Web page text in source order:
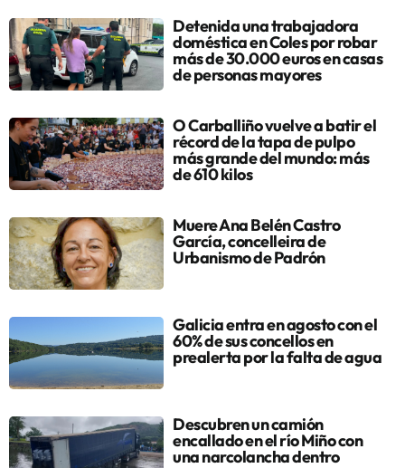
Detenida una trabajadora
doméstica en Coles por robar
más de 30.000 euros en casas
de personas mayores
O Carballiño vuelve a batir el
récord de la tapa de pulpo
más grande del mundo: más
de 610 kilos
Muere Ana Belén Castro
García, concelleira de
Urbanismo de Padrón
Galicia entra en agosto con el
60% de sus concellos en
prealerta por la falta de agua
Descubren un camión
encallado en el río Miño con
una narcolancha dentro